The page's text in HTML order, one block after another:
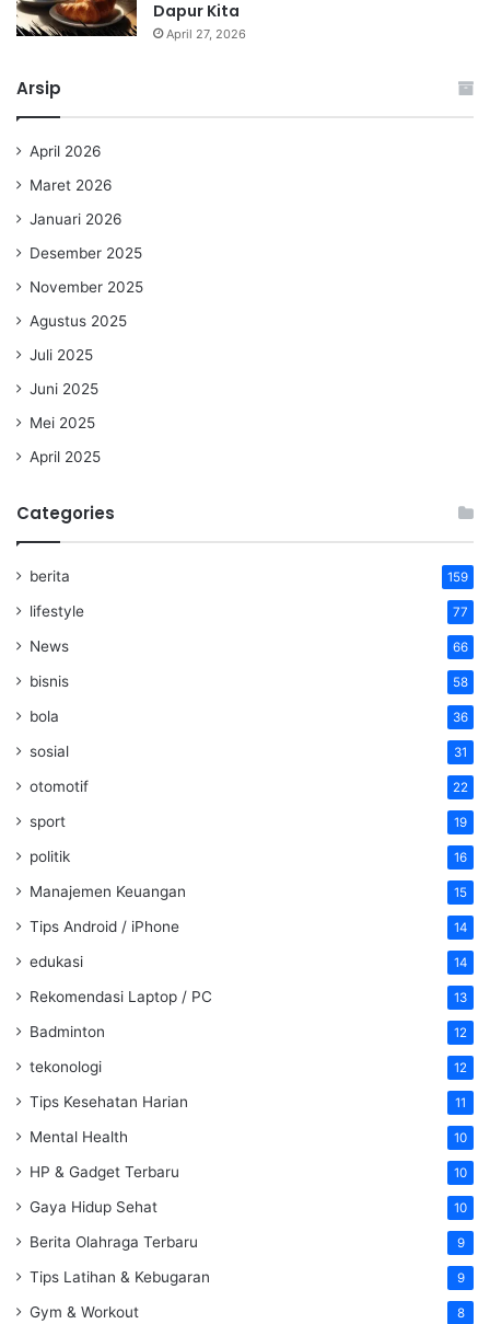
Dapur Kita
April 27, 2026
Arsip
April 2026
Maret 2026
Januari 2026
Desember 2025
November 2025
Agustus 2025
Juli 2025
Juni 2025
Mei 2025
April 2025
Categories
berita 159
lifestyle 77
News 66
bisnis 58
bola 36
sosial 31
otomotif 22
sport 19
politik 16
Manajemen Keuangan 15
Tips Android / iPhone 14
edukasi 14
Rekomendasi Laptop / PC 13
Badminton 12
tekonologi 12
Tips Kesehatan Harian 11
Mental Health 10
HP & Gadget Terbaru 10
Gaya Hidup Sehat 10
Berita Olahraga Terbaru 9
Tips Latihan & Kebugaran 9
Gym & Workout 8